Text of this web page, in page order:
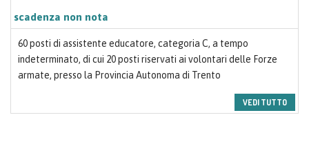
scadenza non nota
60 posti di assistente educatore, categoria C, a tempo
indeterminato, di cui 20 posti riservati ai volontari delle Forze
armate, presso la Provincia Autonoma di Trento
VEDI TUTTO